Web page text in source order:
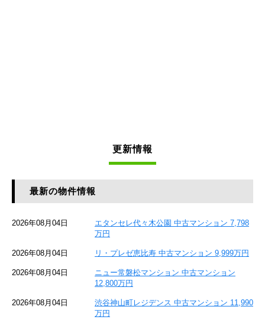
更新情報
最新の物件情報
2026年08月04日
エタンセレ代々木公園 中古マンション 7,798
万円
2026年08月04日 リ・プレゼ恵比寿 中古マンション 9,999万円
2026年08月04日
ニュー常磐松マンション 中古マンション
12,800万円
2026年08月04日
渋谷神山町レジデンス 中古マンション 11,990
万円